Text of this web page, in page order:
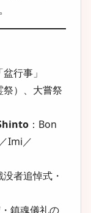
行事」
祭）、大嘗祭
：Bon
Imi／
者追悼式・
鎮魂儀礼の